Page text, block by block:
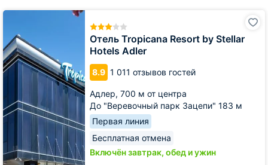
Отель Tropicana Resort by Stellar
Hotels Adler
8.9 1 011 отзывов гостей
Адлер, 700 м от центра
До "Веревочный парк Зацепи" 183 м
Первая линия
Бесплатная отмена
Включён завтрак, обед и ужин
Отель
Resort
by
Stellar
Hotels